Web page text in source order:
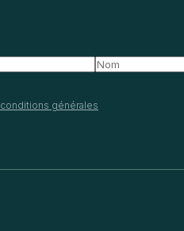
conditions générales